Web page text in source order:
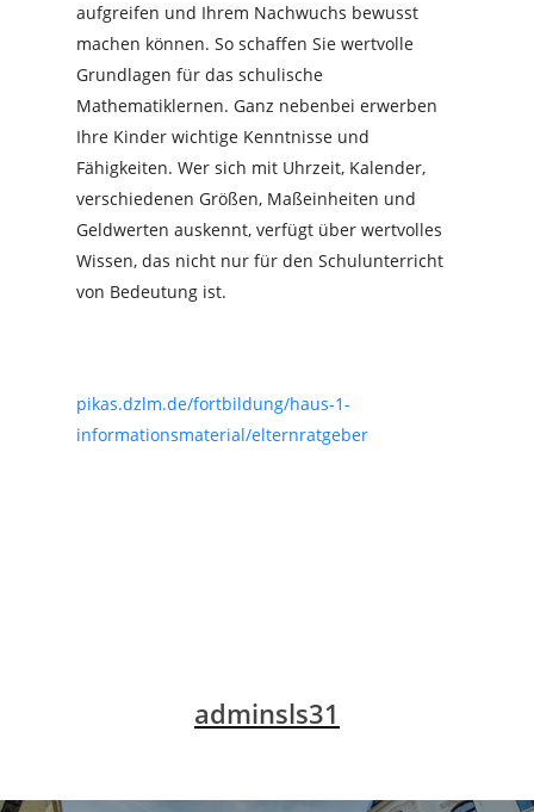
aufgreifen und Ihrem Nachwuchs bewusst
machen können. So schaffen Sie wertvolle
Grundlagen für das schulische
Mathematiklernen. Ganz nebenbei erwerben
Ihre Kinder wichtige Kenntnisse und
Fähigkeiten. Wer sich mit Uhrzeit, Kalender,
verschiedenen Größen, Maßeinheiten und
Geldwerten auskennt, verfügt über wertvolles
Wissen, das nicht nur für den Schulunterricht
von Bedeutung ist.
pikas.dzlm.de/fortbildung/haus-1-
informationsmaterial/elternratgeber
adminsls31